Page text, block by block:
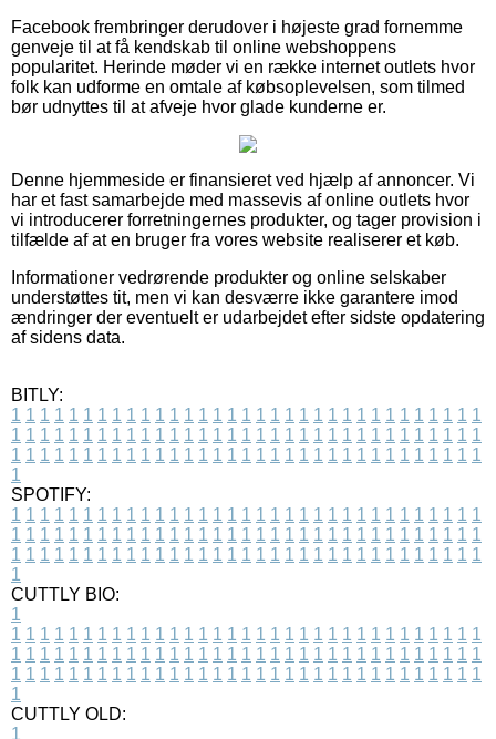
Facebook frembringer derudover i højeste grad fornemme
genveje til at få kendskab til online webshoppens
popularitet. Herinde møder vi en række internet outlets hvor
folk kan udforme en omtale af købsoplevelsen, som tilmed
bør udnyttes til at afveje hvor glade kunderne er.
Denne hjemmeside er finansieret ved hjælp af annoncer. Vi
har et fast samarbejde med massevis af online outlets hvor
vi introducerer forretningernes produkter, og tager provision i
tilfælde af at en bruger fra vores website realiserer et køb.
Informationer vedrørende produkter og online selskaber
understøttes tit, men vi kan desværre ikke garantere imod
ændringer der eventuelt er udarbejdet efter sidste opdatering
af sidens data.
BITLY:
1 1 1 1 1 1 1 1 1 1 1 1 1 1 1 1 1 1 1 1 1 1 1 1 1 1 1 1 1 1 1 1 1
1 1 1 1 1 1 1 1 1 1 1 1 1 1 1 1 1 1 1 1 1 1 1 1 1 1 1 1 1 1 1 1 1
1 1 1 1 1 1 1 1 1 1 1 1 1 1 1 1 1 1 1 1 1 1 1 1 1 1 1 1 1 1 1 1 1
1
SPOTIFY:
1 1 1 1 1 1 1 1 1 1 1 1 1 1 1 1 1 1 1 1 1 1 1 1 1 1 1 1 1 1 1 1 1
1 1 1 1 1 1 1 1 1 1 1 1 1 1 1 1 1 1 1 1 1 1 1 1 1 1 1 1 1 1 1 1 1
1 1 1 1 1 1 1 1 1 1 1 1 1 1 1 1 1 1 1 1 1 1 1 1 1 1 1 1 1 1 1 1 1
1
CUTTLY BIO:
1
1 1 1 1 1 1 1 1 1 1 1 1 1 1 1 1 1 1 1 1 1 1 1 1 1 1 1 1 1 1 1 1 1
1 1 1 1 1 1 1 1 1 1 1 1 1 1 1 1 1 1 1 1 1 1 1 1 1 1 1 1 1 1 1 1 1
1 1 1 1 1 1 1 1 1 1 1 1 1 1 1 1 1 1 1 1 1 1 1 1 1 1 1 1 1 1 1 1 1
1
CUTTLY OLD:
1